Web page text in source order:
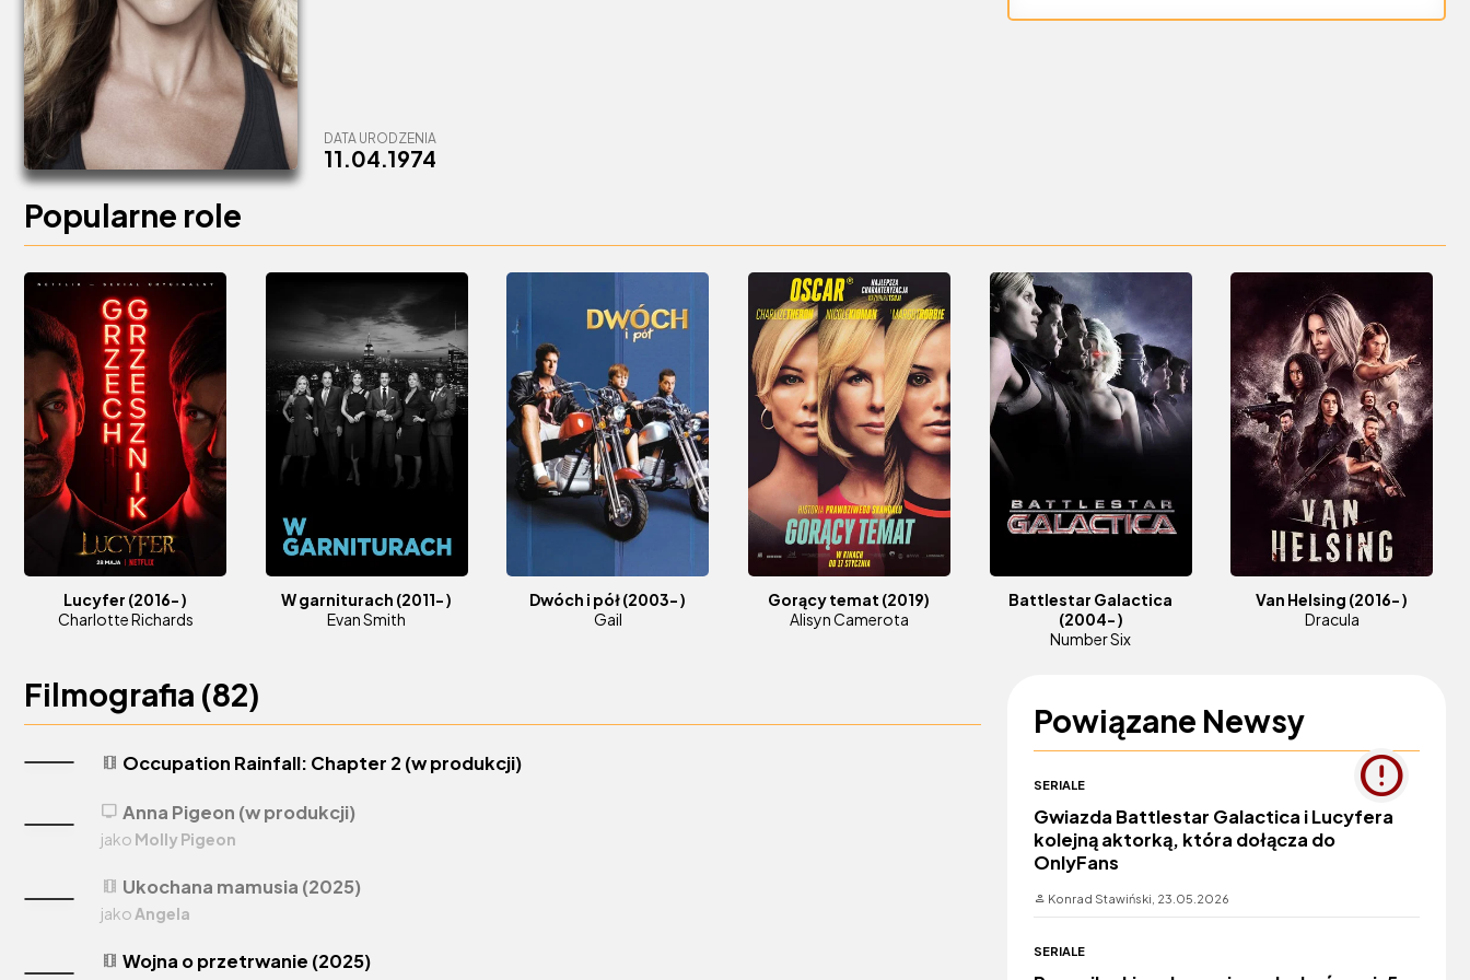
DATA URODZENIA
11.04.1974
Popularne role
Lucyfer (2016- )
Charlotte Richards
W garniturach (2011- )
Evan Smith
Dwóch i pół(2003- )
Gail
Gorący temat (2019)
Alisyn Camerota
Battlestar Galactica
(2004- )
Number Six
Van Helsing (2016- )
Dracula
Filmografia (82)
theaters Occupation Rainfall: Chapter 2 (w produkcji)
theaters Ukochana mamusia (2025)
jako Angela
theaters Wojna o przetrwanie (2025)
tv Anna Pigeon (w produkcji)
jako Molly Pigeon
Powiązane Newsy
SERIALE
Gwiazda Battlestar Galactica i Lucyfera
kolejną aktorką, która dołącza do
OnlyFans
Konrad Stawiński, 23.05.2026
SERIALE